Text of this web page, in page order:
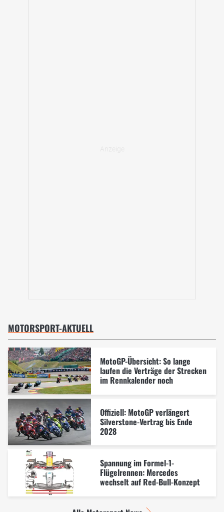
MOTORSPORT-AKTUELL
MotoGP-Übersicht: So lange
laufen die Verträge der Strecken
im Rennkalender noch
Offiziell: MotoGP verlängert
Silverstone-Vertrag bis Ende
2028
Spannung im Formel-1-
Flügelrennen: Mercedes
wechselt auf Red-Bull-Konzept